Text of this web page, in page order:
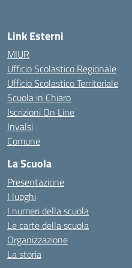
Link Esterni
MIUR
Ufficio Scolastico Regionale
Ufficio Scolastico Territoriale
Scuola in Chiaro
Iscrizioni On Line
Invalsi
Comune
La Scuola
Presentazione
I luoghi
I numeri della scuola
Le carte della scuola
Organizzazione
La storia